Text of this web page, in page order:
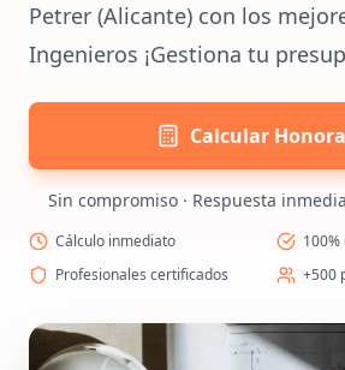
Petrer (Alicante) con los
Ingenieros ¡Gestiona tu
Calcular
Sin compromiso · Respuesta
Cálculo inmediato
Profesionales certificados
+500